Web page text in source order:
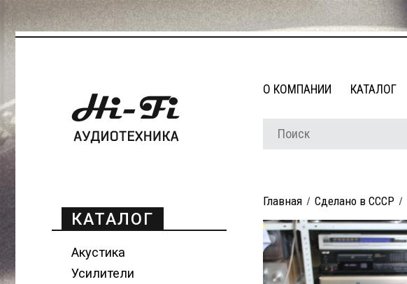
О КОМПАНИИ КАТАЛОГ
КАТАЛОГ
Акустика
Усилители
Главная Сделано в СССР